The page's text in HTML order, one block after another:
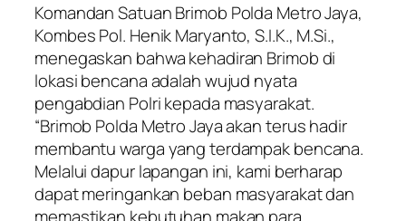
Komandan Satuan Brimob Polda Metro Jaya,
Kombes Pol. Henik Maryanto, S.I.K., M.Si.,
menegaskan bahwa kehadiran Brimob di
lokasi bencana adalah wujud nyata
pengabdian Polri kepada masyarakat.
“Brimob Polda Metro Jaya akan terus hadir
membantu warga yang terdampak bencana.
Melalui dapur lapangan ini, kami berharap
dapat meringankan beban masyarakat dan